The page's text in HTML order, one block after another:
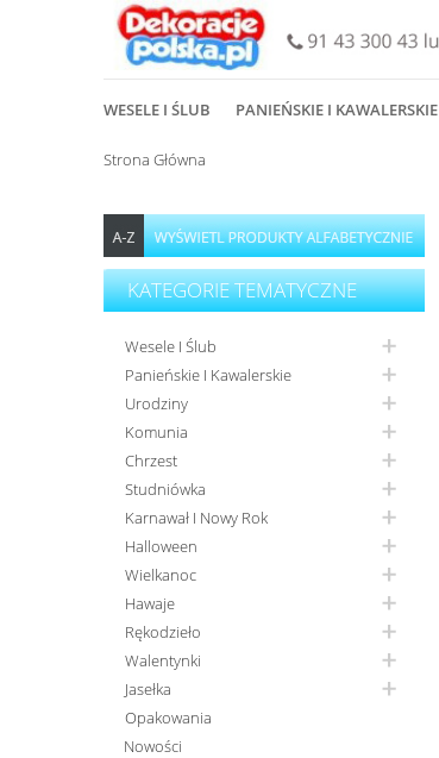
WESELE I ŚLUB PANIEŃSKIE I KAWALERSKIE
Strona Główna
KATEGORIE TEMATYCZNE
Wesele I Ślub
Panieńskie I Kawalerskie
Urodziny
Komunia
Chrzest
Studniówka
Karnawał I Nowy Rok
Halloween
Wielkanoc
Hawaje
Rękodzieło
Walentynki
Jasełka
Opakowania
Nowości